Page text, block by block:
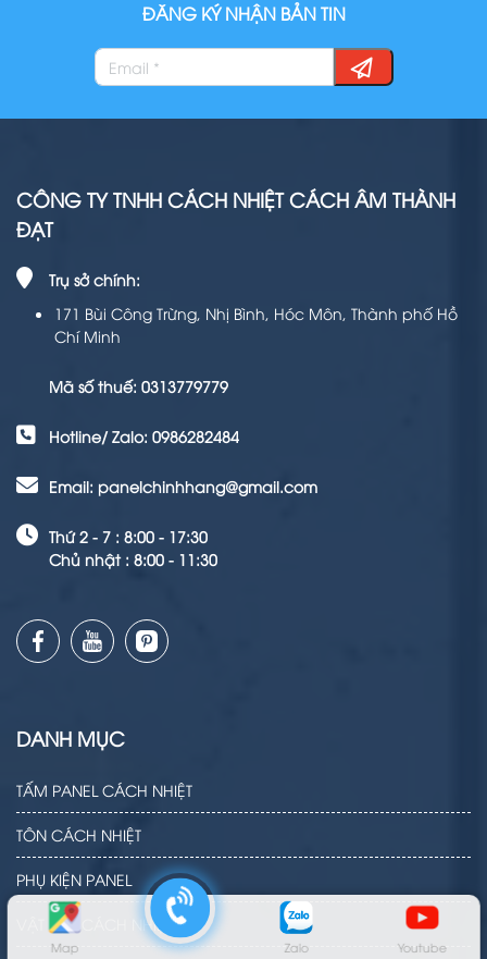
Map Zalo Youtube
ĐĂNG KÝ NHẬN BẢN TIN
CÔNG TY TNHH CÁCH NHIỆT CÁCH ÂM THÀNH
ĐẠT
Trụ sở chính:
171 Bùi Công Trừng, Nhị Bình, Hóc Môn, Thành phố Hồ
Chí Minh
Mã số thuế: 0313779779
Hotline/ Zalo: 0986282484
Email: panelchinhhang@gmail.com
Thứ 2 - 7 : 8:00 - 17:30
Chủ nhật : 8:00 - 11:30
DANH MỤC
TẤM PANEL CÁCH NHIỆT
TÔN CÁCH NHIỆT
PHỤ KIỆN PANEL
VẬT LIỆU CÁCH NHIỆT